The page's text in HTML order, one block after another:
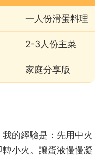
一人份滑蛋料理
2-3人份主菜
家庭分享版
的經驗是：先用中火
小火。讓蛋液慢慢凝